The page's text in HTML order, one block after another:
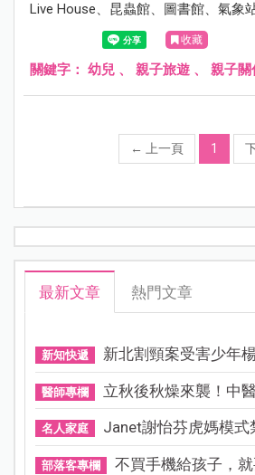
Live House、昆蟲館、圖書館、氣象
群等景點，甚至連新竹動物園都在新
是新竹絕佳的親子休憩場所！
收藏
關鍵字： 幼兒 、 親子旅遊 、 親子關
← 上一頁 1
最新文章 熱門文章
新知快遞 新北割頸案受害少年
醫師專欄 立秋後秋燥來襲！中
名人家庭 Janet謝怡芬虎媽模式
部落客專欄 不買手機給孩子，